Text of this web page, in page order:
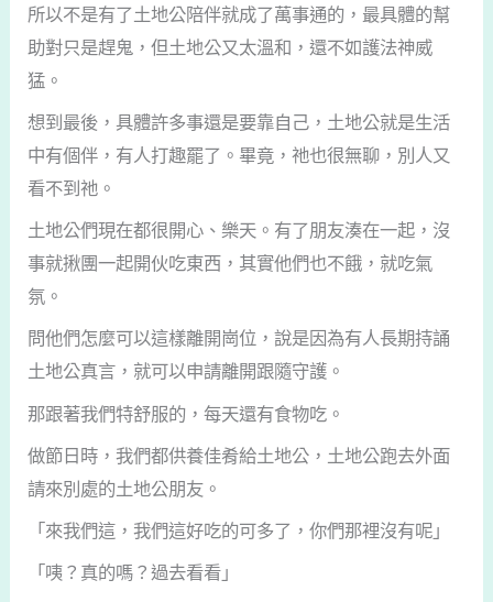
所以不是有了土地公陪伴就成了萬事通的，最具體的幫
助對只是趕鬼，但土地公又太溫和，還不如護法神威
猛。
想到最後，具體許多事還是要靠自己，土地公就是生活
中有個伴，有人打趣罷了。畢竟，祂也很無聊，別人又
看不到祂。
土地公們現在都很開心、樂天。有了朋友湊在一起，沒
事就揪團一起開伙吃東西，其實他們也不餓，就吃氣
氛。
問他們怎麼可以這樣離開崗位，說是因為有人長期持誦
土地公真言，就可以申請離開跟隨守護。
那跟著我們特舒服的，每天還有食物吃。
做節日時，我們都供養佳肴給土地公，土地公跑去外面
請來別處的土地公朋友。
「來我們這，我們這好吃的可多了，你們那裡沒有呢」
「咦？真的嗎？過去看看」